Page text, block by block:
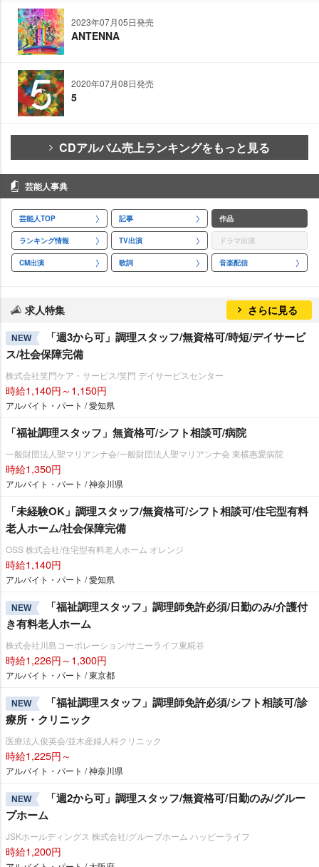
2023年07月05日発売
ANTENNA
2020年07月08日発売
5
CDアルバム売上ランキングをもっと見る
芸能人事典
芸能人TOP 記事 作品
ランキング情報 TV出演 ドラマ出演
CM出演 歌詞 音楽配信
求人特集 さらに見る
NEW
「週3から可」調理スタッフ/無資格可/時短/デイサービ
ス/社会保障完備
株式会社笑門ケア・サービス/笑門 デイサービスセンター
時給1,140円～1,150円
アルバイト・パート / 愛知県
「福祉調理スタッフ」無資格可/シフト相談可/病院
一般財団法人聖マリアンナ会/一般財団法人聖マリアンナ会 東横惠愛病院
時給1,350円
アルバイト・パート / 神奈川県
「未経験OK」調理スタッフ/無資格可/シフト相談可/住宅型有料
老人ホーム/社会保障完備
OSS 株式会社/住宅型有料老人ホーム オレンジ
時給1,140円
アルバイト・パート / 愛知県
NEW
「福祉調理スタッフ」調理師免許必須/日勤のみ/介護付
き有料老人ホーム
株式会社川島コーポレーション/サニーライフ東糀谷
時給1,226円～1,300円
アルバイト・パート / 東京都
NEW
「福祉調理スタッフ」調理師免許必須/シフト相談可/診
療所・クリニック
医療法人俊英会/並木産婦人科クリニック
時給1,225円～
アルバイト・パート / 神奈川県
NEW
「週2から可」調理スタッフ/無資格可/日勤のみ/グルー
プホーム
JSKホールディングス 株式会社/グループホーム ハッピーライフ
時給1,200円